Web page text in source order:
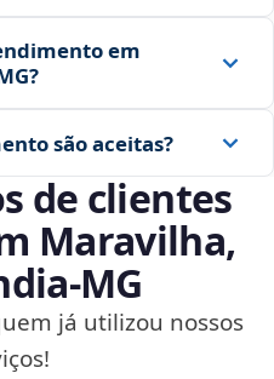
em
são aceitas?
de clientes
Maravilha,
já utilizou nossos